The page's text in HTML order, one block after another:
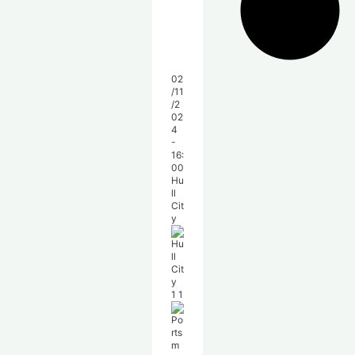
02
/11
/2
02
4
-
16:
00
Hu
ll
Cit
y
1 1